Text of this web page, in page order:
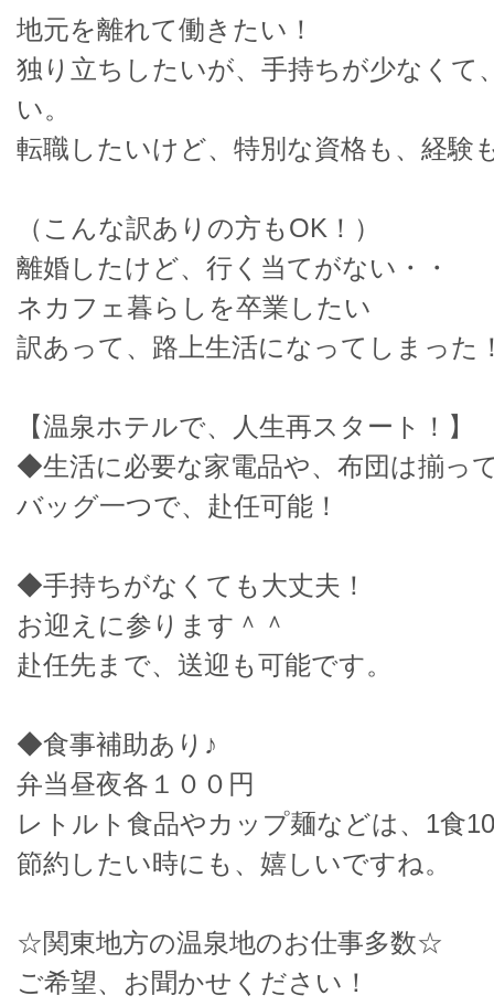
地元を離れて働きたい！
独り立ちしたいが、手持ちが少なくて
い。
転職したいけど、特別な資格も、経験
（こんな訳ありの方もOK！）
離婚したけど、行く当てがない・・
ネカフェ暮らしを卒業したい
訳あって、路上生活になってしまった
【温泉ホテルで、人生再スタート！】
◆生活に必要な家電品や、布団は揃っ
バッグ一つで、赴任可能！
◆手持ちがなくても大丈夫！
お迎えに参ります＾＾
赴任先まで、送迎も可能です。
◆食事補助あり♪
弁当昼夜各１００円
レトルト食品やカップ麺などは、1食
節約したい時にも、嬉しいですね。
☆関東地方の温泉地のお仕事多数☆
ご希望、お聞かせください！